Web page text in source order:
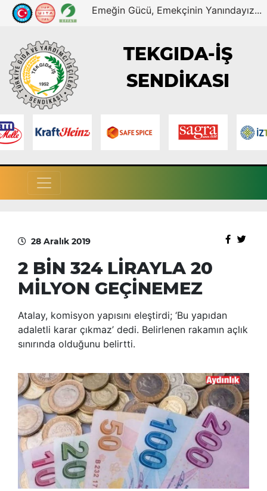
Emeğin Gücü, Emekçinin Yanındayız...
TEKGIDA-İŞ
SENDİKASI
28 Aralık 2019
2 BİN 324 LİRAYLA 20
MİLYON GEÇİNEMEZ
Atalay, komisyon yapısını eleştirdi; ‘Bu yapıdan
adaletli karar çıkmaz’ dedi. Belirlenen rakamın açlık
sınırında olduğunu belirtti.